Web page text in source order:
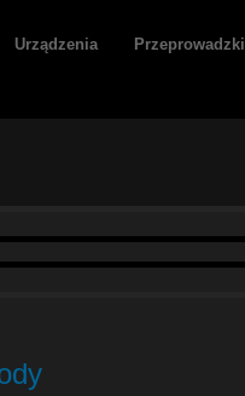
Urządzenia Przeprowadzki